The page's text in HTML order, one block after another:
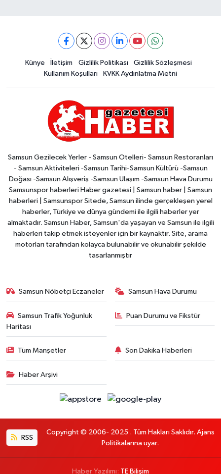
Künye İletişim Gizlilik Politikası
Gizlilik Sözleşmesi
Kullanım Koşulları
KVKK Aydınlatma Metni
Samsun Gezilecek Yerler - Samsun Otelleri- Samsun Restoranları
- Samsun Aktiviteleri -Samsun Tarihi-Samsun Kültürü -Samsun
Doğası -Samsun Alışveriş -Samsun Ulaşım -Samsun Hava Durumu
Samsunspor haberleri Haber gazetesi | Samsun haber | Samsun
haberleri | Samsunspor Sitede, Samsun ilinde gerçekleşen yerel
haberler, Türkiye ve dünya gündemi ile ilgili haberler yer
almaktadır. Samsun Haber, Samsun'da yaşayan ve Samsun ile ilgili
haberleri takip etmek isteyenler için bir kaynaktır. Site, arama
motorları tarafından kolayca bulunabilir ve okunabilir şekilde
tasarlanmıştır
Samsun Nöbetçi Eczaneler Samsun Hava Durumu
Samsun Trafik Yoğunluk
Haritası
Puan Durumu ve Fikstür
Tüm Manşetler Son Dakika Haberleri
Haber Arşivi
RSS
Copyright © 2006- 2025 . Tüm Hakları Saklıdır. Ajans
Politikalarına uyar.
Haber Yazılımı: TE Bilişim